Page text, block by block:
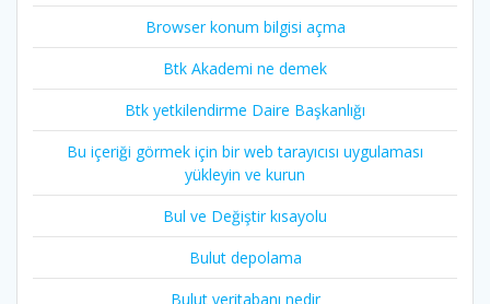
Browser konum bilgisi açma
Btk Akademi ne demek
Btk yetkilendirme Daire Başkanlığı
Bu içeriği görmek için bir web tarayıcısı uygulaması
yükleyin ve kurun
Bul ve Değiştir kısayolu
Bulut depolama
Bulut veritabanı nedir